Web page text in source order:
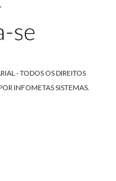
- TODOS OS DIREITOS
INFOMETAS SISTEMAS.